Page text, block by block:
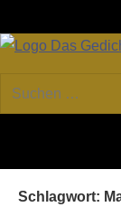
Inhalt
GEDICHT
Forum
von
Suchen
nach:
Schlagwort: